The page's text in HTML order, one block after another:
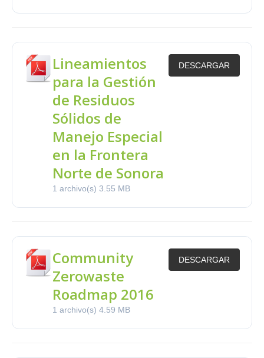
Lineamientos
para la Gestión
de Residuos
Sólidos de
Manejo Especial
en la Frontera
Norte de Sonora
1 archivo(s) 3.55 MB
DESCARGAR
Community
Zerowaste
Roadmap 2016
1 archivo(s) 4.59 MB
DESCARGAR